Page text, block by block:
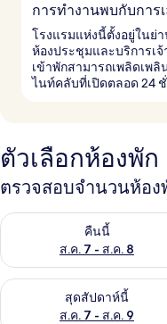
การทำงานพบกับการ
โรงแรมแห่งนี้ตั้งอยู่ในย่
ห้องประชุมและบริการเ
เข้าพักสามารถเพลิดเพ
ไนท์คลับที่เปิดตลอด 24
ตัวเลือกห้องพัก
ตรวจสอบจำนวนห้อง
คืนนี้
ส.ค. 7 - ส.ค. 8
ตรวจสอบจำนวนห้องพักว่า
สุดสัปดาห์นี้
ส.ค. 7 - ส.ค. 9
ตรวจสอบจำนวนห้องพักว่า